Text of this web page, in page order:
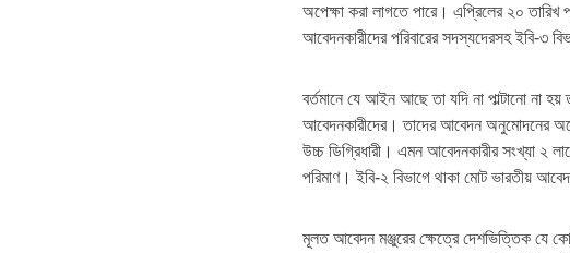
অপেক্ষা করা লাগতে পারে। এপ্রিলের ২০ তারিখ
আবেদনকারীদের পরিবারের সদস্যদেরসহ ইবি-৩
বর্তমানে যে আইন আছে তা যদি না পাল্টানো না
আবেদনকারীদের। তাদের আবেদন অনুমোদনের
উচ্চ ডিগ্রিধারী। এমন আবেদনকারীর সংখ্যা ২
পরিমাণ। ইবি-২ বিভাগে থাকা মোট ভারতীয়
মূলত আবেদন মঞ্জুরের ক্ষেত্রে দেশভিত্তিক যে